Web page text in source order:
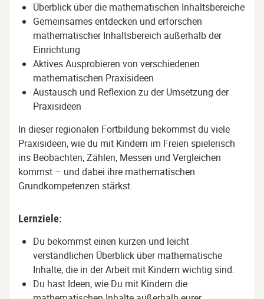
Überblick über die mathematischen Inhaltsbereiche
Gemeinsames entdecken und erforschen
mathematischer Inhaltsbereich außerhalb der
Einrichtung
Aktives Ausprobieren von verschiedenen
mathematischen Praxisideen
Austausch und Reflexion zu der Umsetzung der
Praxisideen
In dieser regionalen Fortbildung bekommst du viele
Praxisideen, wie du mit Kindern im Freien spielerisch
ins Beobachten, Zählen, Messen und Vergleichen
kommst – und dabei ihre mathematischen
Grundkompetenzen stärkst.
Lernziele:
Du bekommst einen kurzen und leicht
verständlichen Überblick über mathematische
Inhalte, die in der Arbeit mit Kindern wichtig sind.
Du hast Ideen, wie Du mit Kindern die